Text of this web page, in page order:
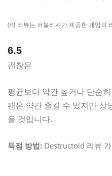
(이 리뷰는 퍼블리셔가 제공한 게임의
6.5
괜찮은
평균보다 약간 높거나 단순
팬은 약간 즐길 수 있지만 상
을 것입니다.
득점 방법: Destructoid 리뷰